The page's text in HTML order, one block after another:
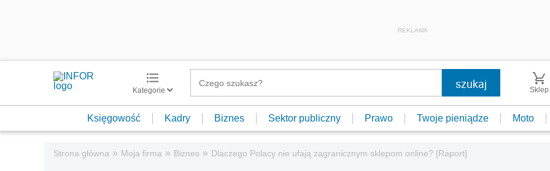
REKLAMA
Kategorie Sklep
Księgowość Kadry Biznes Sektor publiczny Prawo Twoje pieniądze Moto
Strona główna » Moja firma » Biznes » Dlaczego Polacy nie ufają zagranicznym sklepom online? [Raport]